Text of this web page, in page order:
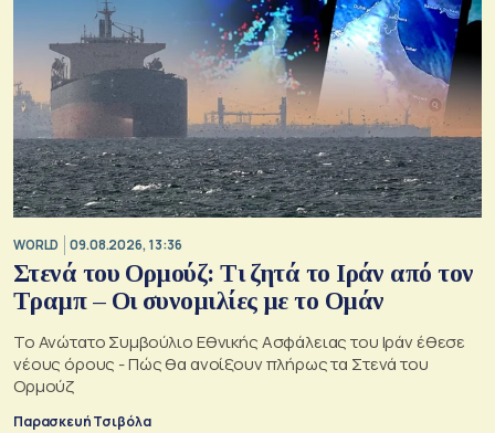
WORLD 09.08.2026, 13:36
Στενά του Ορμούζ: Τι ζητά το Ιράν από τον
Τραμπ – Οι συνομιλίες με το Ομάν
Το Ανώτατο Συμβούλιο Εθνικής Ασφάλειας του Ιράν έθεσε
νέους όρους - Πώς θα ανοίξουν πλήρως τα Στενά του
Ορμούζ
Παρασκευή Τσιβόλα